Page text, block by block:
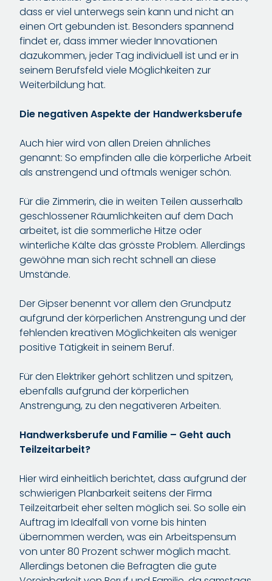
dass er viel unterwegs sein kann und nicht an
einen Ort gebunden ist. Besonders spannend
findet er, dass immer wieder Innovationen
dazukommen, jeder Tag individuell ist und er in
seinem Berufsfeld viele Möglichkeiten zur
Weiterbildung hat.
Die negativen Aspekte der Handwerksberufe
Auch hier wird von allen Dreien ähnliches
genannt: So empfinden alle die körperliche Arbeit
als anstrengend und oftmals weniger schön.
Für die Zimmerin, die in weiten Teilen ausserhalb
geschlossener Räumlichkeiten auf dem Dach
arbeitet, ist die sommerliche Hitze oder
winterliche Kälte das grösste Problem. Allerdings
gewöhne man sich recht schnell an diese
Umstände.
Der Gipser benennt vor allem den Grundputz
aufgrund der körperlichen Anstrengung und der
fehlenden kreativen Möglichkeiten als weniger
positive Tätigkeit in seinem Beruf.
Für den Elektriker gehört schlitzen und spitzen,
ebenfalls aufgrund der körperlichen
Anstrengung, zu den negativeren Arbeiten.
Handwerksberufe und Familie – Geht auch
Teilzeitarbeit?
Hier wird einheitlich berichtet, dass aufgrund der
schwierigen Planbarkeit seitens der Firma
Teilzeitarbeit eher selten möglich sei. So solle ein
Auftrag im Idealfall von vorne bis hinten
übernommen werden, was ein Arbeitspensum
von unter 80 Prozent schwer möglich macht.
Allerdings betonen die Befragten die gute